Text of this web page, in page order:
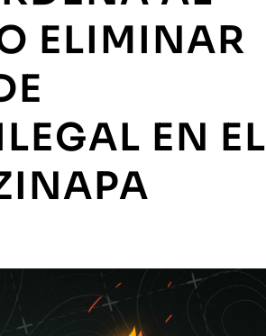
ELIMINAR
EN EL